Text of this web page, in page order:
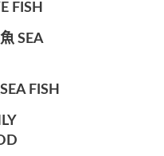
FISH
SEA
​​FISH